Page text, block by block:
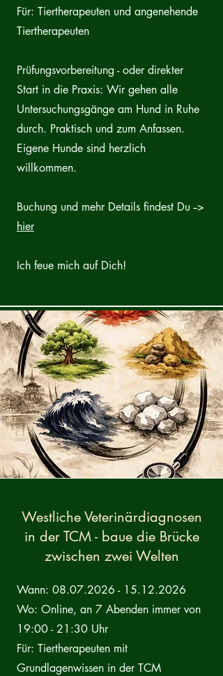
Für: Tiertherapeuten und angenehende
Tiertherapeuten
Prüfungsvorbereitung - oder direkter
Start in die Praxis: Wir gehen alle
Untersuchungsgänge am Hund in Ruhe
durch. Praktisch und zum Anfassen.
Eigene Hunde sind herzlich
willkommen.
Buchung und mehr Details findest Du -->
hier
Ich feue mich auf Dich!
Westliche Veterinärdiagnosen
in der TCM - baue die Brücke
zwischen zwei Welten
Wann: 08.07.2026 - 15.12.2026
Wo: Online, an 7 Abenden immer von
19:00 - 21:30 Uhr
Für: Tiertherapeuten mit
Grundlagenwissen in der TCM